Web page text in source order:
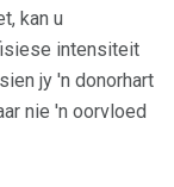
kan u
intensiteit
jy 'n donorhart
nie 'n oorvloed